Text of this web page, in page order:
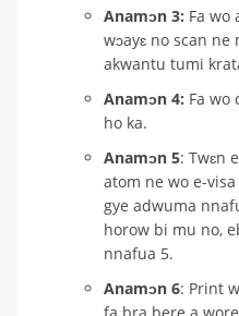
Anamɔn 3: Fa wo
wɔayɛ no scan ne
akwantu tumi
Anamɔn 4: Fa wo
ho ka.
Anamɔn 5: Twɛn
atom ne wo e-
gye adwuma
horow bi mu no,
nnafua 5.
Anamɔn 6: Print